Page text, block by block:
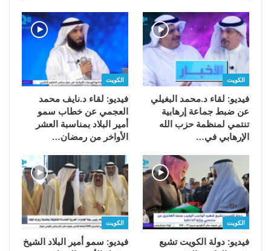
الكويت
فيديو: لقاء د.محمد البغيلي
عن ضبط جماعة إرهابية
تنتمي لمنظمة حزب الله
الإرهابي في…
الكويت
فيديو: لقاء د.نايف محمد
العجمي عن خطاب سمو
أمير البلاد بمناسبة العشر
الأواخر من رمضان…
الكويت
فيديو: دولة الكويت تشيع
الكويت
فيديو: سمو أمير البلاد الشيخ